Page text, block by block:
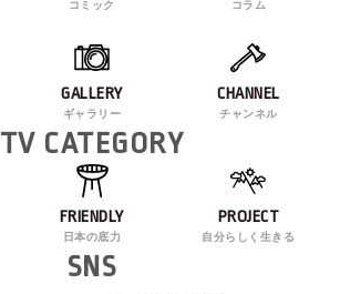
コミック コラム
GALLERY
ギャラリー
CHANNEL
チャンネル
TV CATEGORY
FRIENDLY
日本の底力
PROJECT
自分らしく生きる
SNS